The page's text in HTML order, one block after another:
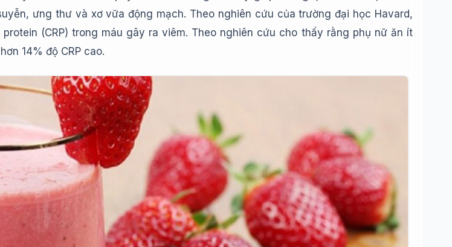
ưng thư và xơ vữa động mạch. Theo nghiên cứu của trường đại học Havard,
(CRP) trong máu gây ra viêm. Theo nghiên cứu cho thấy rằng phụ nữ ăn ít
14% độ CRP cao.